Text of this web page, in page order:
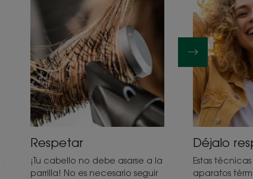
Respetar
¡Tu cabello no debe asarse a la
parrilla! No es necesario seguir
Déjalo
Estas
aparatos